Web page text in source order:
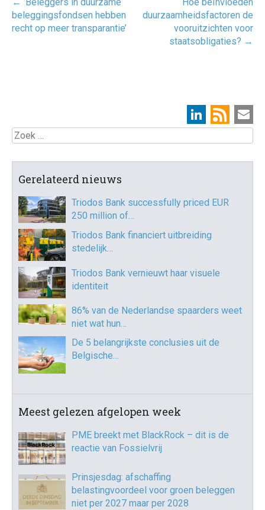
navigatie
← ‘Beleggers in duurzame
beleggingsfondsen hebben
recht op meer transparantie’
Hoe beïnvloeden
duurzaamheidsfactoren de
vooruitzichten voor
staatsobligaties? →
Zoek
Gerelateerd nieuws
Triodos Bank successfully priced EUR
250 million of…
Triodos Bank financiert uitbreiding
stedelijk…
Triodos Bank vernieuwt haar visuele
identiteit
86% van de Nederlandse spaarders weet
niet wat hun…
De 5 belangrijkste conclusies uit de
Belgische…
Meest gelezen afgelopen week
PME breekt met BlackRock – dit is de
reactie van Fossielvrij
Prinsjesdag: afschaffing
belastingvoordeel voor groen beleggen
niet per 2027 maar per 2028